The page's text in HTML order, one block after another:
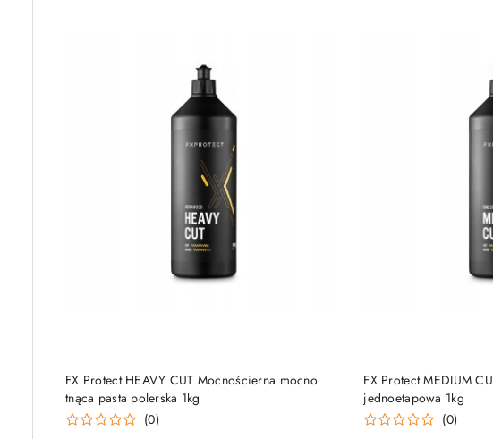
FX Protect HEAVY CUT Mocnościerna mocno
tnąca pasta polerska 1kg
(0)
DO KOSZYKA
FX Protect MEDIUM
jednoetapowa 1kg
(0)